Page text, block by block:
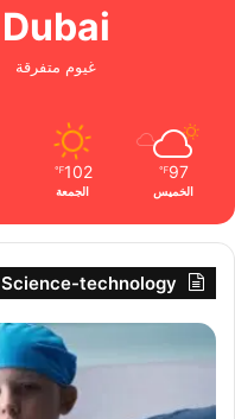
Dubai
غيوم متفرقة
97
℉
الخميس
102
℉
الجمعة
Science-technology